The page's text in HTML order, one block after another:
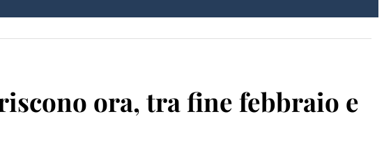
ora, tra fine febbraio e